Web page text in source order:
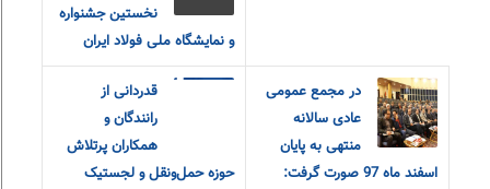
نخستین جشنواره
و نمایشگاه ملی فولاد ایران
در مجمع عمومی
عادی سالانه
منتهی به پایان
اسفند ماه 97 صورت گرفت:
قدردانی از
رانندگان و
همکاران پرتلاش
حوزه حمل‌ونقل و لجستیک